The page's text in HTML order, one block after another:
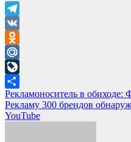
Telegram
VK
Odnoklassniki
Mail.Ru
LiveJournal
Отправить
Навигация
по
Рекламоноситель в обиходе:
Рекламу 300 брендов
YouTube